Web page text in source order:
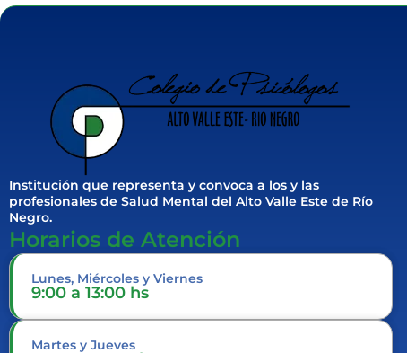
Institución que representa y convoca a los y las
profesionales de Salud Mental del Alto Valle Este de Río
Negro.
Horarios de Atención
Lunes, Miércoles y Viernes
9:00 a 13:00 hs
Martes y Jueves